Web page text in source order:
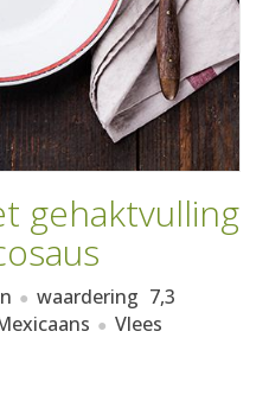
gehaktvulling
waardering 7,3
Vlees